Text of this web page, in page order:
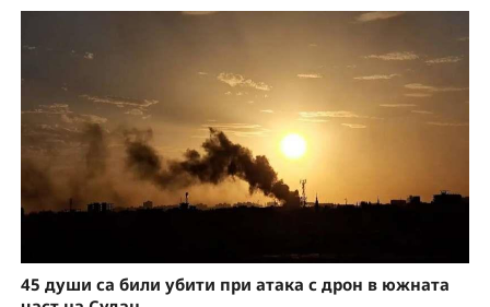
45 души са били убити при атака с дрон в южната